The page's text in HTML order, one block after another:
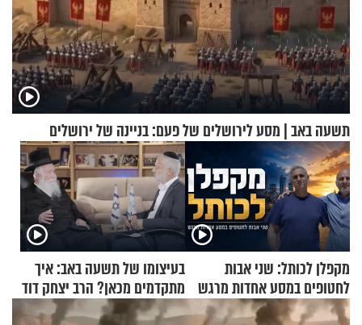
תשעה באב | מסע לירושלים של פעם: בניינה של ירושלים
מקפלן לכותל: שני אבות
לחטופים במסע אחדות מרגש
בעיצומו של תשעה באב: איך
מתקדמים מכאן? הרב יצחק דוד
גרוסמן בשיחה מיוחדת